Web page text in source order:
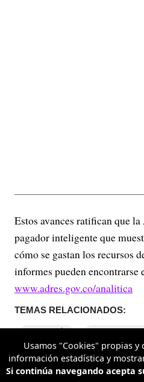
Estos avances ratifican que
pagador inteligente que
cómo se gastan los recursos
informes pueden encontrarse
www.adres.gov.co/analitica
TEMAS RELACIONADOS:
Usamos "Cookies" propias
información estadística y
Si continúa navegando acepta